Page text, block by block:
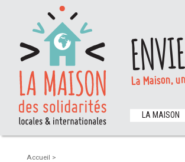
La Maison,
LA MAISON
Accueil >